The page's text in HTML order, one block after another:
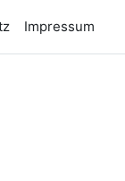
Impressum